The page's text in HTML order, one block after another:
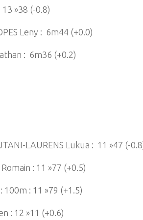
»38 (-0.8)
Leny : 6m44 (+0.0)
: 6m36 (+0.2)
LAURENS Lukua : 11 »47 (-
: 11 »77 (+0.5)
100m : 11 »79 (+1.5)
: 12 »11 (+0.6)